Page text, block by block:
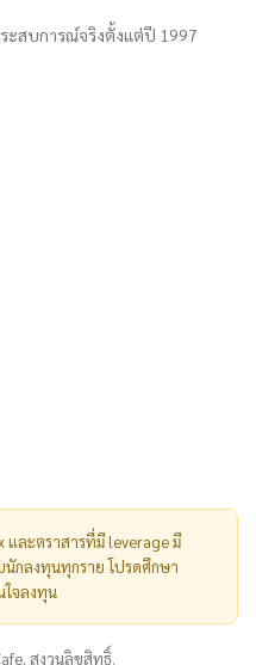
ระสบการณ์จริงตั้งแต่ปี 1997
และตราสารที่มี leverage มี
นักลงทุนทุกราย โปรดศึกษา
ใจลงทุน
สงวนลิขสิทธิ์.